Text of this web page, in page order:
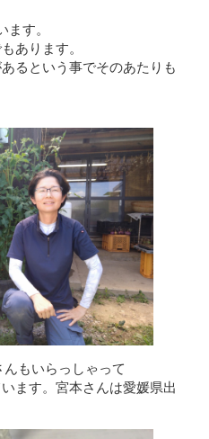
ます。
あります。
るという事でそのあたりも
もいらっしゃって
ます。宮本さんは愛媛県出